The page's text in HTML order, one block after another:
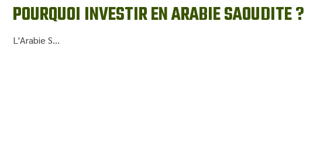
POURQUOI INVESTIR EN ARABIE SAOUDITE ?
L'Arabie S...